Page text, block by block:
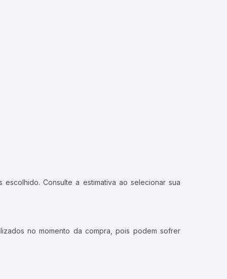
Consulte a estimativa ao selecionar sua
no momento da compra, pois podem sofrer